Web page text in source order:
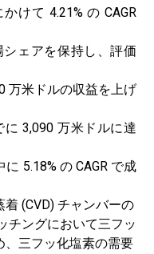
けて 4.21% の CAGR
シェアを保持し、評価
万米ドルの収益を上げ
3,090 万米ドルに達
5.18% の CAGR で成
(CVD) チャンバーの
チングにおいて三フッ
、三フッ化塩素の需要